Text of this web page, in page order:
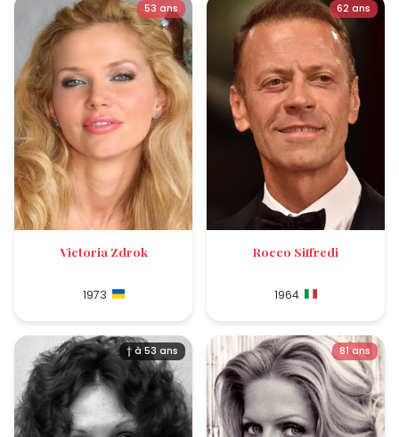
53 ans
Victoria Zdrok
1973
62 ans
Rocco Siffredi
1964
† à 53 ans 81 ans